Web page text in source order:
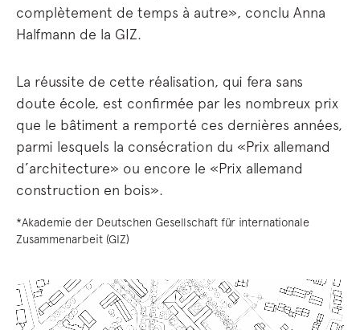
complètement de temps à autre», conclu Anna
Halfmann de la GIZ.
La réussite de cette réalisation, qui fera sans
doute école, est confirmée par les nombreux prix
que le bâtiment a remporté ces dernières années,
parmi lesquels la consécration du «Prix allemand
d’architecture» ou encore le «Prix allemand
construction en bois».
*Akademie der Deutschen Gesellschaft für internationale
Zusammenarbeit (GIZ)